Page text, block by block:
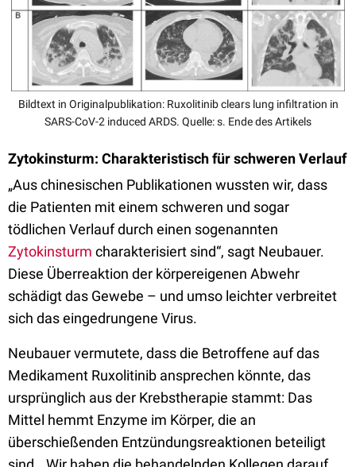
Bildtext in Originalpublikation: Ruxolitinib clears lung infiltration in
SARS-CoV-2 induced ARDS. Quelle: s. Ende des Artikels
Zytokinsturm: Charakteristisch für schweren Verlauf
„Aus chinesischen Publikationen wussten wir, dass
die Patienten mit einem schweren und sogar
tödlichen Verlauf durch einen sogenannten
Zytokinsturm charakterisiert sind“, sagt Neubauer.
Diese Überreaktion der körpereigenen Abwehr
schädigt das Gewebe – und umso leichter verbreitet
sich das eingedrungene Virus.
Neubauer vermutete, dass die Betroffene auf das
Medikament Ruxolitinib ansprechen könnte, das
ursprünglich aus der Krebstherapie stammt: Das
Mittel hemmt Enzyme im Körper, die an
überschießenden Entzündungsreaktionen beteiligt